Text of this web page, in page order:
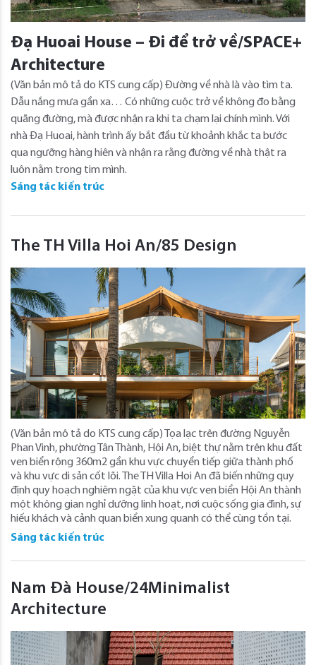
Đạ Huoai House – Đi để trở về/SPACE+
Architecture
(Văn bản mô tả do KTS cung cấp) Đường về nhà là vào tìm ta.
Dẫu nắng mưa gần xa… Có những cuộc trở về không đo bằng
quãng đường, mà được nhận ra khi ta chạm lại chính mình. Với
nhà Đạ Huoai, hành trình ấy bắt đầu từ khoảnh khắc ta bước
qua ngưỡng hàng hiên và nhận ra rằng đường về nhà thật ra
luôn nằm trong tim mình.
Sáng tác kiến trúc
The TH Villa Hoi An/85 Design
(Văn bản mô tả do KTS cung cấp) Tọa lạc trên đường Nguyễn
Phan Vinh, phường Tân Thành, Hội An, biệt thự nằm trên khu đất
ven biển rộng 360m2 gần khu vực chuyển tiếp giữa thành phố
và khu vực di sản cốt lõi. The TH Villa Hoi An đã biến những quy
định quy hoạch nghiêm ngặt của khu vực ven biển Hội An thành
một không gian nghỉ dưỡng linh hoạt, nơi cuộc sống gia đình, sự
hiếu khách và cảnh quan biển xung quanh có thể cùng tồn tại.
Sáng tác kiến trúc
Nam Đà House/24Minimalist
Architecture